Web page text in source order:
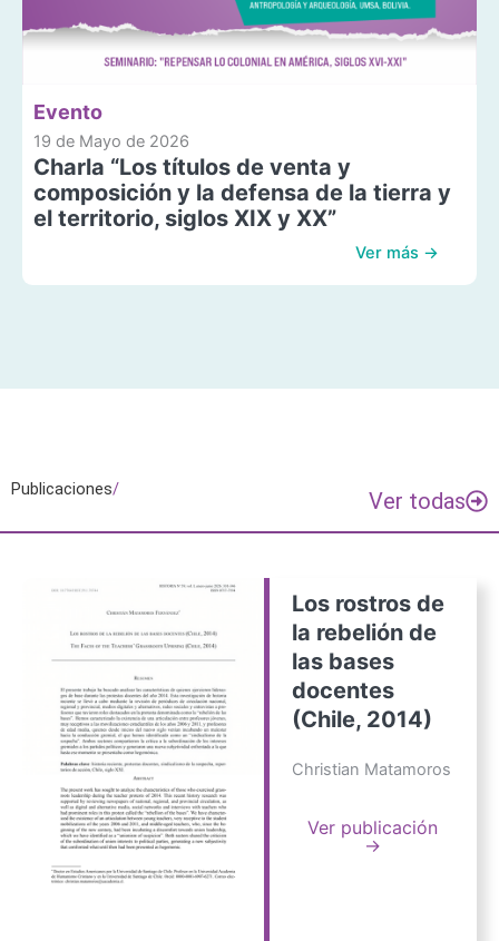
Evento
19 de Mayo de 2026
Charla “Los títulos de venta y
composición y la defensa de la tierra y
el territorio, siglos XIX y XX”
Ver más →
Publicaciones/ Ver todas
Los rostros de
la rebelión de
las bases
docentes
(Chile, 2014)
Christian Matamoros
Ver publicación
→